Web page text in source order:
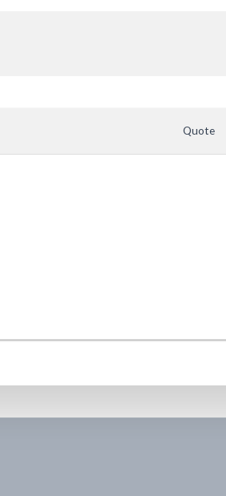
Quote